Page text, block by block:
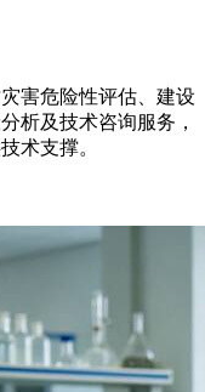
害危险性评估、建设
析及技术咨询服务，
术支撑。